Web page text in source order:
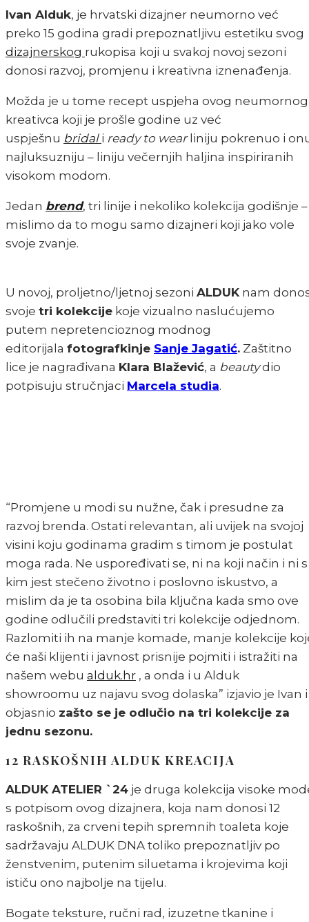
Ivan Alduk, je hrvatski dizajner neumorno već
preko 15 godina gradi prepoznatljivu estetiku svog
dizajnerskog rukopisa koji u svakoj novoj sezoni
donosi razvoj, promjenu i kreativna iznenađenja.
Možda je u tome recept uspjeha ovog neumornog
kreativca koji je prošle godine uz već
uspješnu bridal i ready to wearliniju pokrenuo i
najluksuzniju – liniju večernjih haljina inspiriranih
visokom modom.
Jedan brend, tri linije i nekoliko kolekcija godišnje –
mislimo da to mogu samo dizajneri koji jako vole
svoje zvanje.
U novoj, proljetno/ljetnoj sezoni ALDUK nam
svoje tri kolekcije koje vizualno naslućujemo
putem nepretencioznog modnog
editorijala fotografkinje Sanje Jagatić. Zaštitno
lice je nagrađivana Klara Blažević, a beautydio
potpisuju stručnjaci Marcela studia.
“Promjene u modi su nužne, čak i presudne za
razvoj brenda. Ostati relevantan, ali uvijek na svojoj
visini koju godinama gradim s timom je postulat
moga rada. Ne uspoređivati se, ni na koji način i ni s
kim jest stečeno životno i poslovno iskustvo, a
mislim da je ta osobina bila ključna kada smo ove
godine odlučili predstaviti tri kolekcije odjednom.
Razlomiti ih na manje komade, manje kolekcije
će naši klijenti i javnost prisnije pojmiti i istražiti na
našem webu alduk.hr , a onda i u Alduk
showroomu uz najavu svog dolaska” izjavio je Ivan i
objasnio zašto se je odlučio na tri kolekcije za
jednu sezonu.
12 RASKOŠNIH ALDUK KREACIJA
ALDUK ATELIER `24 je druga kolekcija visoke
s potpisom ovog dizajnera, koja nam donosi 12
raskošnih, za crveni tepih spremnih toaleta koje
sadržavaju ALDUK DNA toliko prepoznatljiv po
ženstvenim, putenim siluetama i krojevima koji
ističu ono najbolje na tijelu.
Bogate teksture, ručni rad, izuzetne tkanine i